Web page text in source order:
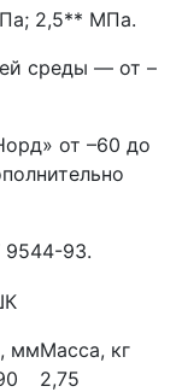
2,5** МПа.
среды — от –
от –60 до
9544-93.
ммМасса, кг
2,75